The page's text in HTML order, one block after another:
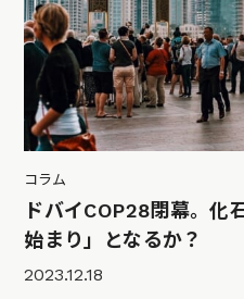
コラム
ドバイCOP28閉幕。化
始まり」となるか？
2023.12.18